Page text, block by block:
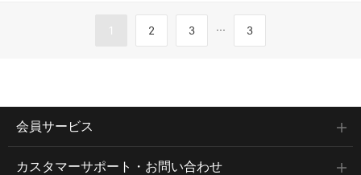
1 2 3 ... 3
会員サービス
カスタマーサポート・お問い合わせ